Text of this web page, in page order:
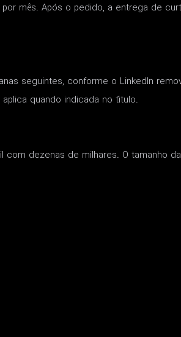
mês. Após o pedido, a entrega de
seguintes, conforme o LinkedIn
quando indicada no título.
dezenas de milhares. O tamanho